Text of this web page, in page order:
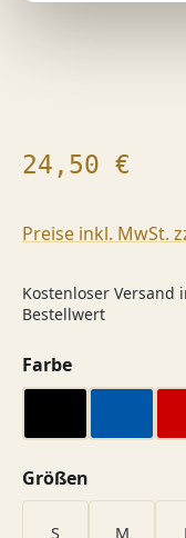
Regulärer
24,50 €
Preise inkl. MwSt.
Kostenloser Versand
Bestellwert
Farbeauswählen
Größen
S M